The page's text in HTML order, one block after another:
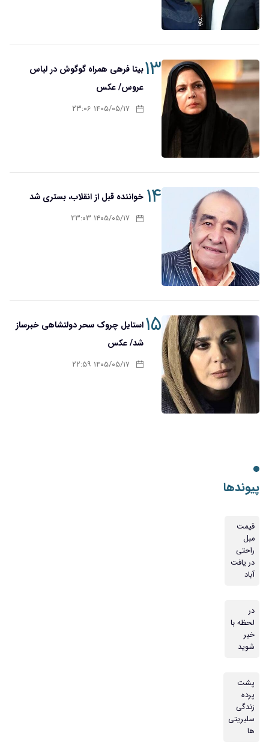
۱۳بیتا فرهی همراه گوگوش در لباس
عروس/ عکس
۱۴۰۵/۰۵/۱۷ ۲۳:۰۶
۱۴ خواننده قبل از انقلاب، بستری شد
۱۴۰۵/۰۵/۱۷ ۲۳:۰۳
۱۵استایل چروک سحر دولتشاهی خبرساز
شد/ عکس
۱۴۰۵/۰۵/۱۷ ۲۲:۵۹
پیوندها
قیمت
مبل
راحتی
در یافت
آباد
در
لحظه با
خبر
شوید
پشت
پرده
زندگی
سلبریتی
ها